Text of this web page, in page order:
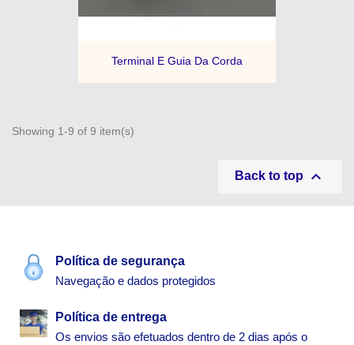
Terminal E Guia Da Corda
Showing 1-9 of 9 item(s)
Back to top 
Política de segurança
Navegação e dados protegidos
Política de entrega
Os envios são efetuados dentro de 2 dias após o